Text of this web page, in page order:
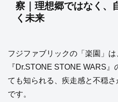
察｜理想郷ではなく、
く未来
フジファブリックの「楽園」は
『Dr.STONE STONE WARS
ても知られる、疾走感と不穏
です。